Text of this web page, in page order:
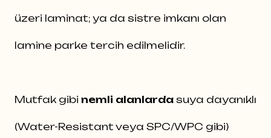
üzeri laminat; ya da sistre imkanı olan
lamine parke tercih edilmelidir.
Mutfak gibi nemli alanlarda suya dayanıklı
(Water-Resistant veya SPC/WPC gibi)